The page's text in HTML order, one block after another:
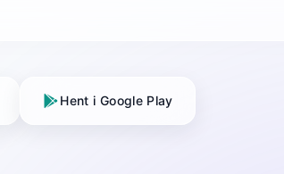
Hent i Google Play